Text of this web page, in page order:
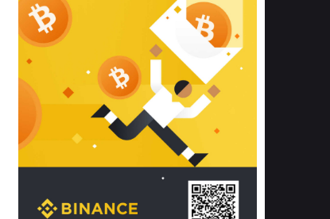
thời tiết nóng ẩm. Bạn có thể tìm hiểu
thêm các nghiên cứu khoa học về tác
động của giấc ngủ và môi trường
phòng ngủ đối với sức khỏe con
người tại Sleep Foundation (External
Link) để có cái nhìn toàn diện hơn.
2. Các tiêu chí vàng khi lựa chọn
chăn ga gối đệm cao cấp cho phòng
ngủ
Để sở hữu một bộ chăn ga gối đệm
cao cấp hoàn hảo cả về thẩm mỹ lẫn
công năng, người tiêu dùng cần cân
nhắc kỹ lưỡng các tiêu chí quan trọng